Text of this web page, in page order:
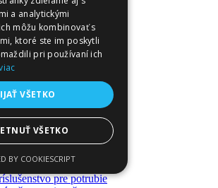
spínače
zvončeky
káble
navijáky
napájania
dosky a rámy
a ovládače
pre potrubie
a analytickými
môžu kombinovať s
ktoré ste im poskytli
pri používaní ich
VŠETKO
VŠETKO
BY COOKIESCRIPT